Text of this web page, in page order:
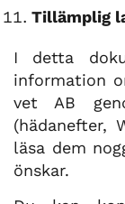
Tillämplig
I detta
information
vet AB
(hädanefter,
läsa dem
önskar.